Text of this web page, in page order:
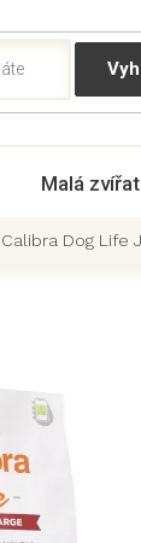
Malá
Calibra Dog Life